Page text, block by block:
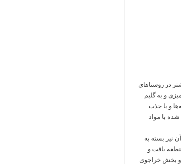
در روستاهای
و به گلیم
و یا جذب
با مواد
نیز بسته به
بافت و
و بخش خراجوی